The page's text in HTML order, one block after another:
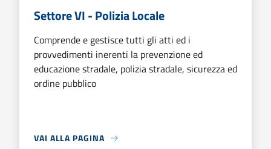
Settore VI - Polizia Locale
Comprende e gestisce tutti gli atti ed i
provvedimenti inerenti la prevenzione ed
educazione stradale, polizia stradale, sicurezza ed
ordine pubblico
VAI ALLA PAGINA